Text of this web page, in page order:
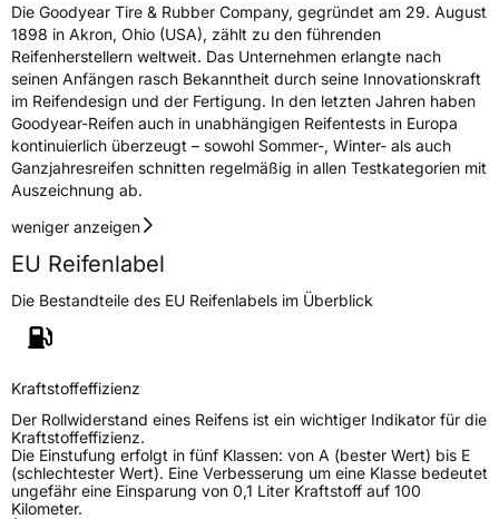
Die Goodyear Tire & Rubber Company, gegründet am 29. August
1898 in Akron, Ohio (USA), zählt zu den führenden
Reifenherstellern weltweit. Das Unternehmen erlangte nach
seinen Anfängen rasch Bekanntheit durch seine Innovationskraft
im Reifendesign und der Fertigung. In den letzten Jahren haben
Goodyear-Reifen auch in unabhängigen Reifentests in Europa
kontinuierlich überzeugt – sowohl Sommer-, Winter- als auch
Ganzjahresreifen schnitten regelmäßig in allen Testkategorien mit
Auszeichnung ab.
weniger anzeigen
EU Reifenlabel
Die Bestandteile des EU Reifenlabels im Überblick
Kraftstoffeffizienz
Der Rollwiderstand eines Reifens ist ein wichtiger Indikator für die
Kraftstoffeffizienz.
Die Einstufung erfolgt in fünf Klassen: von A (bester Wert) bis E
(schlechtester Wert). Eine Verbesserung um eine Klasse bedeutet
ungefähr eine Einsparung von 0,1 Liter Kraftstoff auf 100
Kilometer.